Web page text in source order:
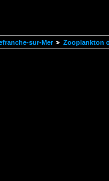
sur-Mer Zooplankton